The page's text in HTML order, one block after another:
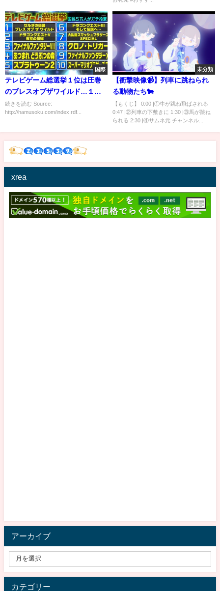
国際
テレビゲーム総選挙１位は圧巻
のブレスオブザワイルド…１０
０位中８０作品がスマブラＳＰ
に関連ｗｗｗｗｗｗｗｗｗ
続きを読む Source:
http://hamusoku.com/index.rdf...
未分類
【衝撃映像📹】列車に跳ねられ
る動物たち🐄
【もくじ】 0:00 |①牛が跳ね飛ばされる
0:47 |②列車の下敷きに 1:30 |③馬が跳ね
られる 2:30 |④サムネ元 チャンネル...
xrea
アーカイブ
カテゴリー